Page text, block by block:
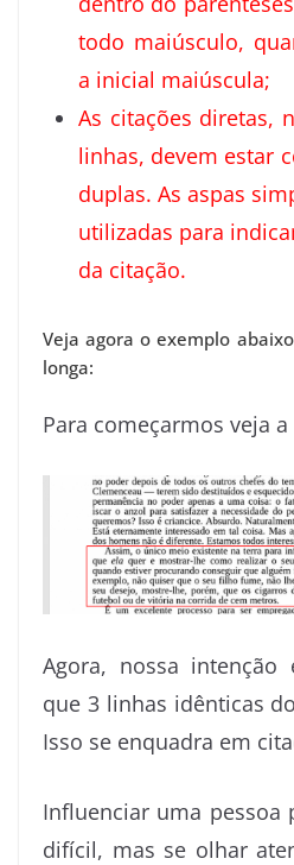
todo maiúsculo,
a inicial maiúscula;
As citações diretas,
linhas, devem estar
duplas. As aspas
utilizadas para
da citação.
Veja agora o exemplo
longa:
Para começarmos veja
Agora, nossa intenção
que 3 linhas idênticas
Isso se enquadra em
Influenciar uma pessoa
difícil, mas se olhar